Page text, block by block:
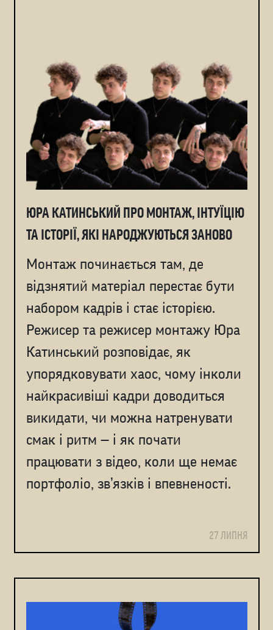
ЮРА КАТИНСЬКИЙ ПРО МОНТАЖ, ІНТУЇЦІЮ
ТА ІСТОРІЇ, ЯКІ НАРОДЖУЮТЬСЯ ЗАНОВО
Монтаж починається там, де
відзнятий матеріал перестає бути
набором кадрів і стає історією.
Режисер та режисер монтажу Юра
Катинський розповідає, як
упорядковувати хаос, чому інколи
найкрасивіші кадри доводиться
викидати, чи можна натренувати
смак і ритм — і як почати
працювати з відео, коли ще немає
портфоліо, зв’язків і впевненості.
27 ЛИПНЯ